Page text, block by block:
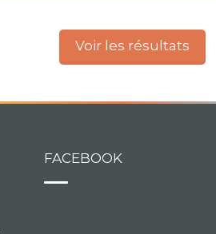
Voir les résultats
FACEBOOK